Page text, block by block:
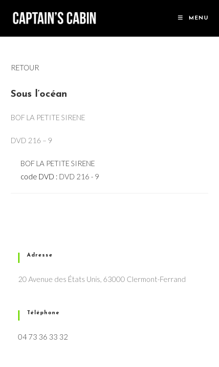
MENU
RETOUR
Sous l’océan
BOF LA PETITE SIRENE
DVD 216 – 9
BOF LA PETITE SIRENE
code DVD : DVD 216 - 9
Adresse
20 Avenue des États Unis, 63000 Clermont-Ferrand
Téléphone
04 73 36 33 32